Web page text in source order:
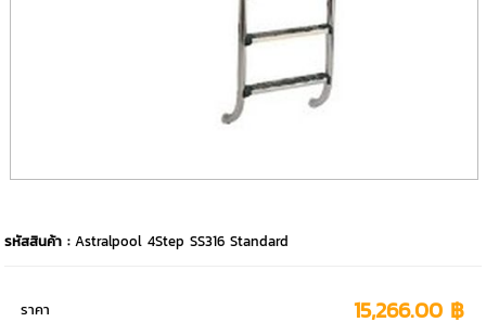
รหัสสินค้า :Astralpool 4Step SS316 Standard
ราคา 15,266.00 ฿